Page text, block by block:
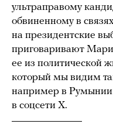
ультраправому
обвиненному в
на президентские
приговаривают
ее из политической
который мы видим
например в
в соцсети Х.